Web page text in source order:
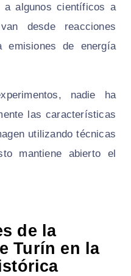
a algunos científicos a
desde reacciones
emisiones de energía
nadie ha
las características
utilizando técnicas
mantiene abierto el
de la
Turín en la